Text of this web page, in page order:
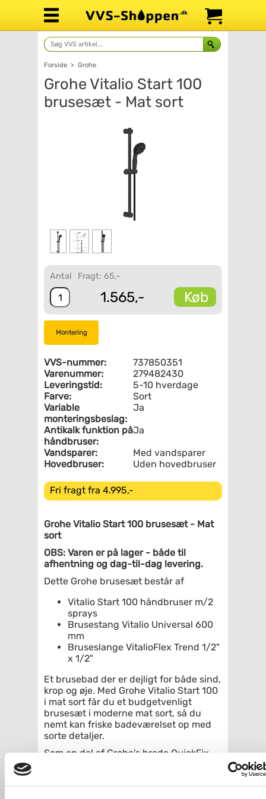
Forside > Grohe
Grohe Vitalio Start 100
brusesæt - Mat sort
Antal Fragt: 65,-
1.565,- Køb
Montering
VVS-nummer:
737850351
Varenummer:
279482430
Leveringstid:
5-10 hverdage
Farve:
Sort
Variable
monteringsbeslag:
Ja
Antikalk funktion på
håndbruser:
Ja
Vandsparer:
Med vandsparer
Hovedbruser:
Uden hovedbruser
Fri fragt fra 4.995,-
Grohe Vitalio Start 100 brusesæt - Mat
sort
OBS: Varen er på lager - både til
afhentning og dag-til-dag levering.
Dette Grohe brusesæt består af
Vitalio Start 100 håndbruser m/2
sprays
Brusestang Vitalio Universal 600
mm
Bruseslange VitalioFlex Trend 1/2"
x 1/2"
Et brusebad der er dejligt for både sind,
krop og øje. Med Grohe Vitalio Start 100
i mat sort får du et budgetvenligt
brusesæt i moderne mat sort, så du
nemt kan friske badeværelset op med
sorte detaljer.
Som en del af Grohe's brede QuickFix-
har prøvet det før.